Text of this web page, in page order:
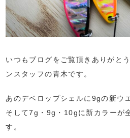
いつもブログをご覧頂きありがと
ンスタッフの青木です。
あのデベロップシェルに9gの新ウ
そして7g・9g・10gに新カラーが
す。